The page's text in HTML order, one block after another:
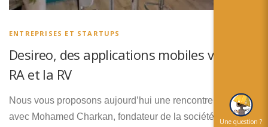
Español
ENTREPRISES ET STARTUPS
Desireo, des applications mobiles vers la
RA et la RV
Nous vous proposons aujourd’hui une rencontre
avec Mohamed Charkan, fondateur de la société Desireo
Une question ?